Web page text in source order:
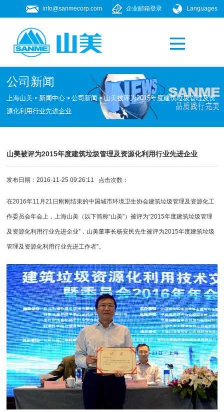
Languages
企业邮箱登录
info@sanmecorp.com
公司新闻
上海山美 > 新闻中心 >公司新闻 >山美被评为2015年度建筑垃圾管理及资
源化利用行业先进企业
山美被评为2015年度建筑垃圾管理及资源化利用行业先进企业
发布日期：2016-11-25 09:26:11 点击次数：
在2016年11月21日刚刚结束的中国城市环境卫生协会建筑垃圾管理及资源化工
作委员会年会上， 上海山美 （以下简称“山美”）被评为“2015年度建筑垃圾管理
及资源化利用行业先进企业”，山美董事长杨安民先生被评为2015年度建筑垃圾
管理及资源化利用行业先进工作者”。